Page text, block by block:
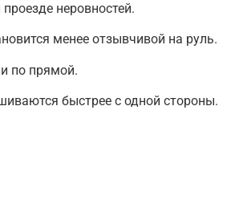
неровностей.
менее отзывчивой на руль.
по прямой.
быстрее с одной стороны.